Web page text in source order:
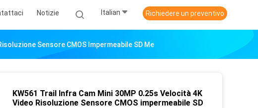
Notizie Italian Richiedere un preventivo
Sensore CMOS Impermeabile SD Me
KW561 Trail Infra Cam Mini 30MP 0.25s Velocità 4K
Video Risoluzione Sensore CMOS impermeabile SD